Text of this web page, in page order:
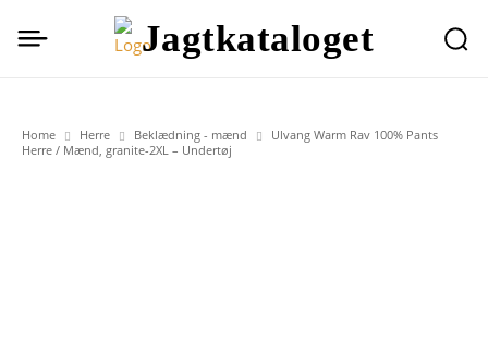
Jagtkataloget
Home Herre Beklædning - mænd
Ulvang Warm Rav 100% Pants
Herre / Mænd, granite-2XL – Undertøj